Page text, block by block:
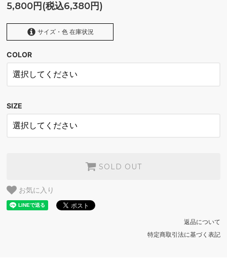
5,800円(税込6,380円)
サイズ・色 在庫状況
SAFETY ORANGE
SAFETY ORANGE
COLOR
SIZE
SOLD OUT
お気に入り
返品について
特定商取引法に基づく表記